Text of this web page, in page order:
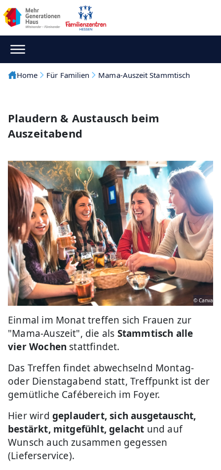
Home Für Familien Mama-Auszeit Stammtisch
Plaudern & Austausch beim
Auszeitabend
© Canva
Einmal im Monat treffen sich Frauen zur
"Mama-Auszeit", die als Stammtisch alle
vier Wochen stattfindet.
Das Treffen findet abwechselnd Montag-
oder Dienstagabend statt, Treffpunkt ist der
gemütliche Cafébereich im Foyer.
Hier wird geplaudert, sich ausgetauscht,
bestärkt, mitgefühlt, gelacht und auf
Wunsch auch zusammen gegessen
(Lieferservice).